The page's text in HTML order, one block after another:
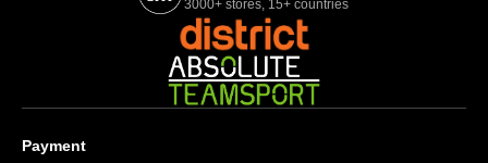
3000+ stores, 15+ countries
Payment